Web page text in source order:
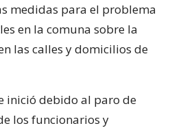
medidas para el problema
en la comuna sobre la
las calles y domicilios de
inició debido al paro de
los funcionarios y